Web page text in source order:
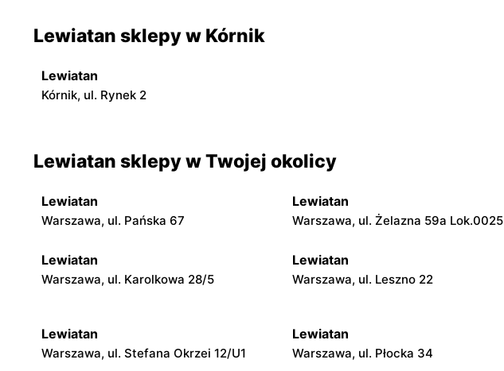
Lewiatan sklepy w Kórnik
Lewiatan
Kórnik, ul. Rynek 2
Lewiatan sklepy w Twojej okolicy
Lewiatan
Warszawa, ul. Pańska 67
Lewiatan
Warszawa, ul. Żelazna 59a Lok.0025
Lewiatan
Warszawa, ul. Karolkowa 28/5
Lewiatan
Warszawa, ul. Leszno 22
Lewiatan
Warszawa, ul. Stefana Okrzei 12/U1
Lewiatan
Warszawa, ul. Płocka 34